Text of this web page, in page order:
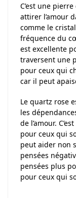
C’est une
attirer l’amour
comme le
fréquence du
est excellente
traversent une
pour ceux qui
car il peut
Le quartz rose
les
de l’amour.
pour ceux qui
peut aider non
pensées
pensées plus
pour ceux qui